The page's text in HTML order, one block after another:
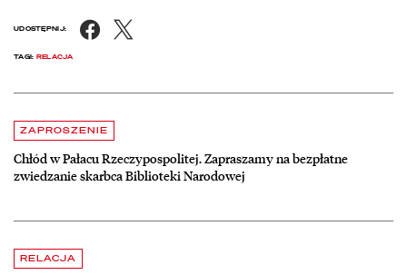
UDOSTĘPNIJ: Facebook
TAGI: RELACJA
Aktualności
ZAPROSZENIE
Chłód w Pałacu Rzeczypospolitej. Zapraszamy na bezpłatne
zwiedzanie skarbca Biblioteki Narodowej
czytaj więcej o Chłód w Pałacu Rzeczypospolitej. Zapraszamy na
RELACJA
czytaj więcej o Dyrektor BN otrzymał Nagrodę m. st. Warszawy